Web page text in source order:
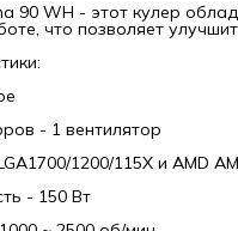
90 WH - этот кулер
что позволяет
- 1 вентилятор
1200/115X и AMD
- 150 Вт